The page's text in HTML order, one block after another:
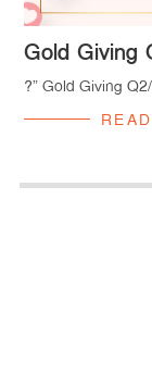
Gold Giving
?” Gold Giving